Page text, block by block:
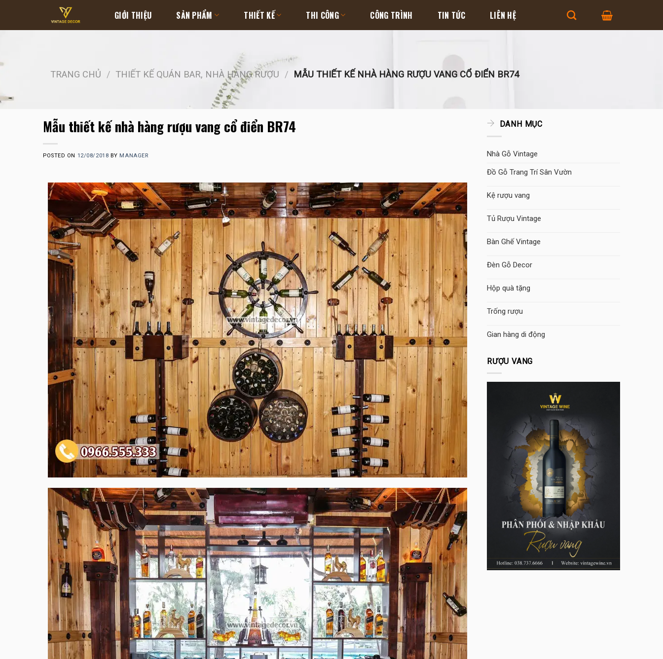
content
GIỚI THIỆU SẢN PHẨM THIẾT KẾ THI CÔNG CÔNG TRÌNH TIN TỨC LIÊN HỆ
TRANG CHỦ / THIẾT KẾ QUÁN BAR, NHÀ HÀNG RƯỢU / MẪU THIẾT KẾ NHÀ HÀNG RƯỢU VANG CỔ ĐIỂN BR74
Mẫu thiết kế nhà hàng rượu vang cổ điển BR74
POSTED ON 12/08/2018 BY MANAGER
DANH MỤC
Nhà Gỗ Vintage
Đồ Gỗ Trang Trí Sân Vườn
Kệ rượu vang
Tủ Rượu Vintage
Bàn Ghế Vintage
Đèn Gỗ Decor
Hộp quà tặng
Trống rượu
Gian hàng di động
RƯỢU VANG